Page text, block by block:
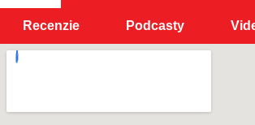
Recenzie Podcasty